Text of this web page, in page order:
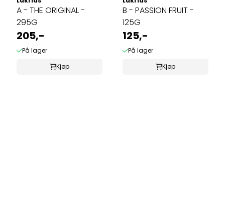
A - THE ORIGINAL -
295G
205,-
På lager
Kjøp
B - PASSION FRUIT -
125G
125,-
På lager
Kjøp